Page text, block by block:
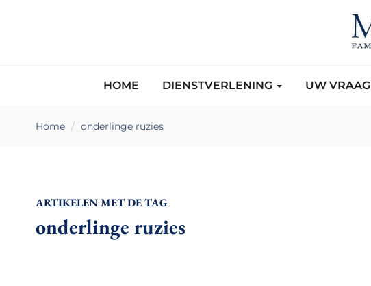
HOME DIENSTVERLENING UW VRAAG
Home onderlinge ruzies
ARTIKELEN MET DE TAG
onderlinge ruzies